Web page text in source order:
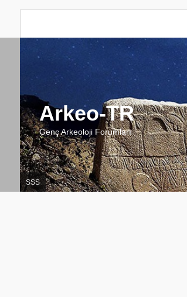
Arkeo-TR
Genç Arkeoloji Forumları
SSS